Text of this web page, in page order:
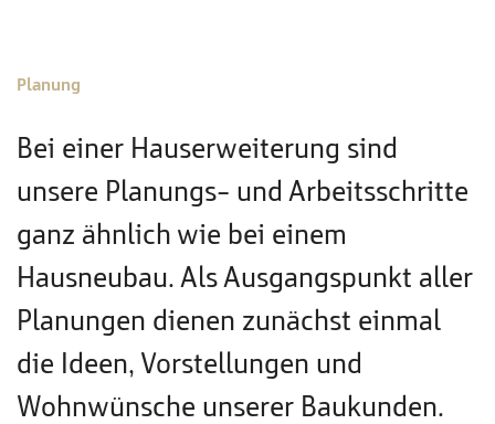
Planung
Bei einer Hauserweiterung sind
unsere Planungs- und Arbeitsschritte
ganz ähnlich wie bei einem
Hausneubau. Als Ausgangspunkt aller
Planungen dienen zunächst einmal
die Ideen, Vorstellungen und
Wohnwünsche unserer Baukunden.